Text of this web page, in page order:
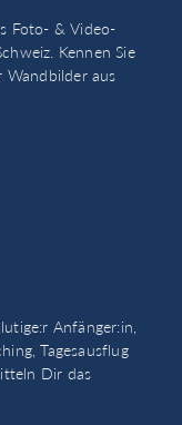
Foto- & Video-
Kennen Sie
Wandbilder aus
Anfänger:in,
Tagesausflug
Dir das